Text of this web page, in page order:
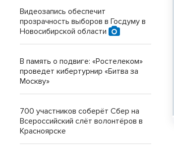
Видеозапись обеспечит
прозрачность выборов в Госдуму в
Новосибирской области
В память о подвиге: «Ростелеком»
проведет кибертурнир «Битва за
Москву»
700 участников соберёт Сбер на
Всероссийский слёт волонтёров в
Красноярске